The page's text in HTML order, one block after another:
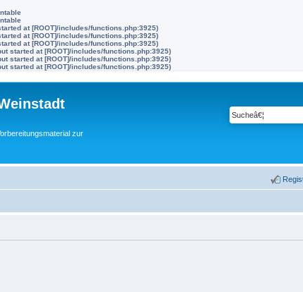
at [ROOT]/includes/functions.php:3925)
at [ROOT]/includes/functions.php:3925)
at [ROOT]/includes/functions.php:3925)
started at [ROOT]/includes/functions.php:3925)
started at [ROOT]/includes/functions.php:3925)
started at [ROOT]/includes/functions.php:3925)
zur